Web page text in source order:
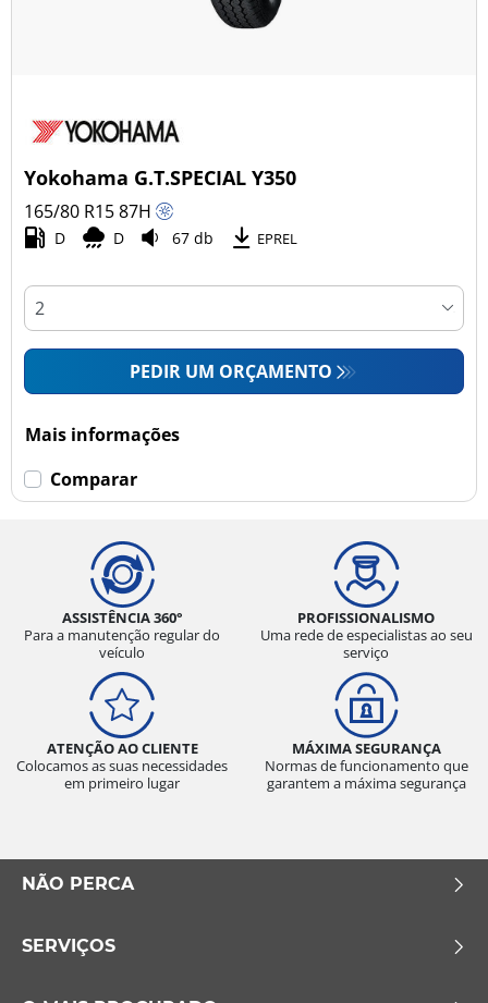
Yokohama G.T.SPECIAL Y350
165/80 R1587H
D D 67 db EPREL
PEDIR UM ORÇAMENTO
Mais informações
Comparar
ASSISTÊNCIA 360°
Para a manutenção regular do
veículo
PROFISSIONALISMO
Uma rede de especialistas ao seu
serviço
ATENÇÃO AO CLIENTE
Colocamos as suas necessidades
em primeiro lugar
MÁXIMA SEGURANÇA
Normas de funcionamento que
garantem a máxima segurança
NÃO PERCA
SERVIÇOS